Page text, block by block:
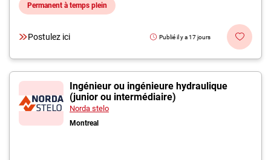
Permanent à temps plein
Postulez ici Publié il y a 17 jours
Ingénieur ou ingénieure hydraulique
(junior ou intermédiaire)
Norda stelo
Montreal